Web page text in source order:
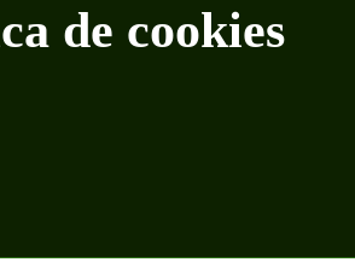
de cookies